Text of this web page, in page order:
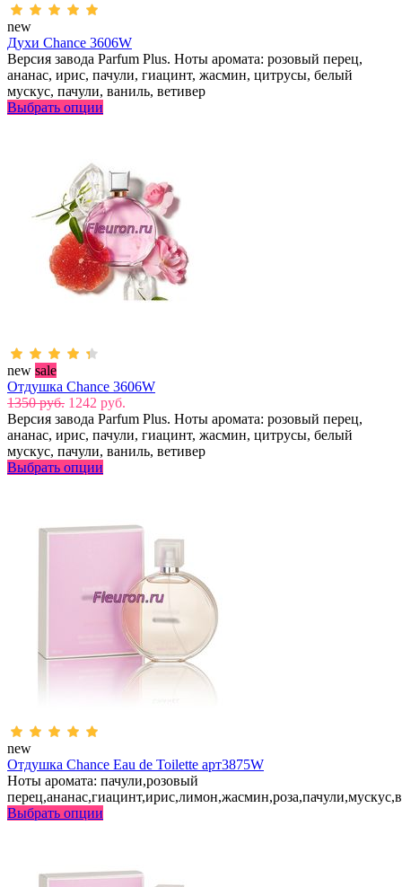
new
Духи Chance 3606W
Версия завода Parfum Plus. Ноты аромата: розовый перец,
ананас, ирис, пачули, гиацинт, жасмин, цитрусы, белый
мускус, пачули, ваниль, ветивер
Выбрать опции
new sale
Отдушка Chance 3606W
1350 руб. 1242 руб.
Версия завода Parfum Plus. Ноты аромата: розовый перец,
ананас, ирис, пачули, гиацинт, жасмин, цитрусы, белый
мускус, пачули, ваниль, ветивер
Выбрать опции
new
Отдушка Chance Eau de Toilette арт3875W
Ноты аромата: пачули,розовый
Выбрать опции